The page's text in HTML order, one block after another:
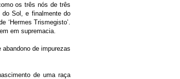
os três nós de três
Sol, e finalmente do
Trismegisto’.
em supremacia.
de impurezas
de uma raça